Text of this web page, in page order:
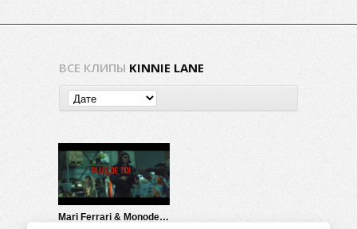
ВСЕ КЛИПЫ KINNIE LANE
Mari Ferrari & Monodepth ft. Kinnie Lane — Plus De Toi